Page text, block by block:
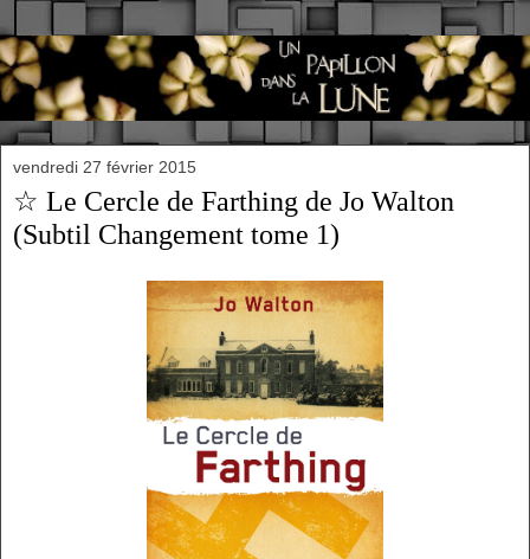
vendredi 27 février 2015
☆ Le Cercle de Farthing de Jo Walton
(Subtil Changement tome 1)